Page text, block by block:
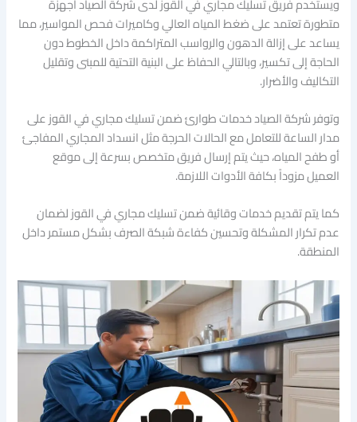
متطورة تعتمد على ضغط المياه العالي وكاميرات فحص المواسير، مما
يساعد على إزالة الدهون والرواسب المتراكمة داخل الخطوط دون
الحاجة إلى تكسير، وبالتالي الحفاظ على البنية التحتية للمبنى وتقليل
التكاليف والأضرار.
وتوفر شركة الصياد خدمات طوارئ ضمن تسليك مجاري في القوز على
مدار الساعة للتعامل مع الحالات الحرجة مثل انسداد المجاري المفاجئ
أو طفح المياه، حيث يتم إرسال فريق متخصص بسرعة إلى موقع
العميل مزوداً بكافة الأدوات اللازمة.
كما يتم تقديم خدمات وقائية ضمن تسليك مجاري في القوز لضمان
عدم تكرار المشكلة وتحسين كفاءة شبكة الصرف بشكل مستمر داخل
المنطقة.